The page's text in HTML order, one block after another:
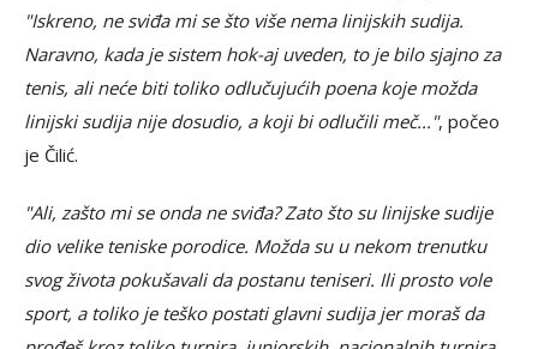
"Iskreno, ne sviđa mi se što više nema linijskih sudija.
Naravno, kada je sistem hok-aj uveden, to je bilo sjajno za
tenis, ali neće biti toliko odlučujućih poena koje možda
linijski sudija nije dosudio, a koji bi odlučili meč...", počeo
je Čilić.
"Ali, zašto mi se onda ne sviđa? Zato što su linijske sudije
dio velike teniske porodice. Možda su u nekom trenutku
svog života pokušavali da postanu teniseri. Ili prosto vole
sport, a toliko je teško postati glavni sudija jer moraš da